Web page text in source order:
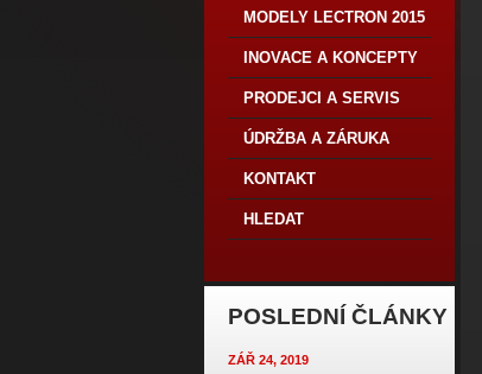
MODELY LECTRON 2015
INOVACE A KONCEPTY
PRODEJCI A SERVIS
ÚDRŽBA A ZÁRUKA
KONTAKT
HLEDAT
POSLEDNÍ ČLÁNKY
ZÁŘ 24, 2019